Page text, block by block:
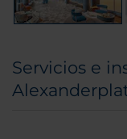
Servicios e